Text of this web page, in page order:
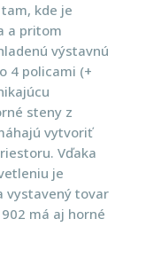
kde je
a pritom
výstavnú
4 policami (+
steny z
vytvoriť
Vďaka
je
vystavený tovar
má aj horné